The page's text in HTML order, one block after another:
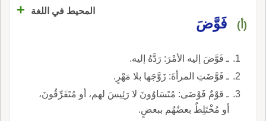
المحيط في اللغة +
(أ) فَوَّضَ
ـ فَوَّضَ إليه الأمْرَ: رَدَّهُ إليه.
ـ فَوَّضَتِ المرأةَ: زَوَّجَها بلا مَهْرٍ.
ـ قوْمٌ فَوْضَى: مُتَسَاوُونَ لا رَئِيسَ لهم، أو مُتَفَرِّقُونَ،
أو مُخْتَلِطٌ بعضُهُم ببعضٍ.